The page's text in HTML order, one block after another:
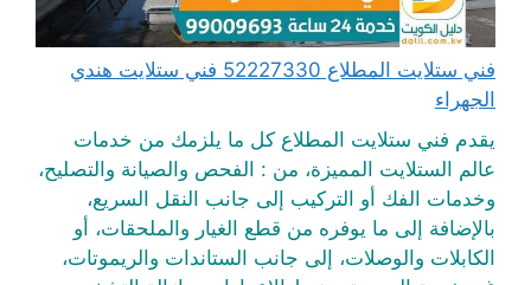
فني ستلايت المطلاع 52227330 فني ستلايت هندي
الجهراء
يقدم فني ستلايت المطلاع كل ما يلزمك من خدمات
عالم الستلايت المميزة، من : الفحص والصيانة والتصليح،
وخدمات الفك أو التركيب إلى جانب النقل السريع،
بالإضافة إلى ما يوفره من قطع الغيار والملحقات، أو
الكابلات والوصلات، إلى جانب الستاندات والريموتات،